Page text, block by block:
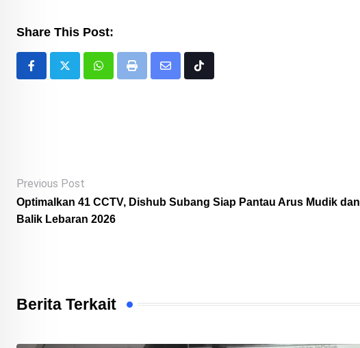
Share This Post:
WhatsappPrint
Share
Tiktok
Previous Post
Optimalkan 41 CCTV, Dishub Subang Siap Pantau Arus Mudik dan
Balik Lebaran 2026
Berita Terkait